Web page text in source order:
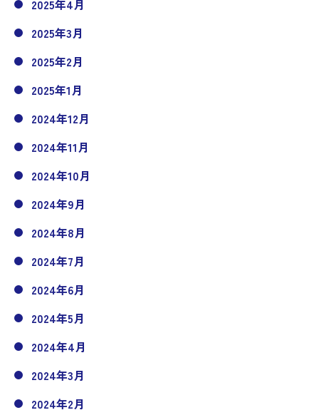
2025年4月
2025年3月
2025年2月
2025年1月
2024年12月
2024年11月
2024年10月
2024年9月
2024年8月
2024年7月
2024年6月
2024年5月
2024年4月
2024年3月
2024年2月